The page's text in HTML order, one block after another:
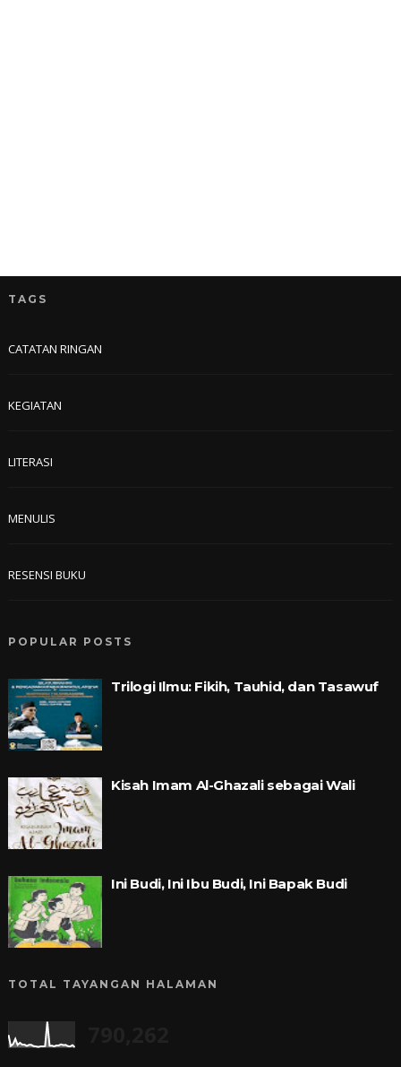
TAGS
CATATAN RINGAN
KEGIATAN
LITERASI
MENULIS
RESENSI BUKU
POPULAR POSTS
Trilogi Ilmu: Fikih, Tauhid, dan Tasawuf
Kisah Imam Al-Ghazali sebagai Wali
Ini Budi, Ini Ibu Budi, Ini Bapak Budi
TOTAL TAYANGAN HALAMAN